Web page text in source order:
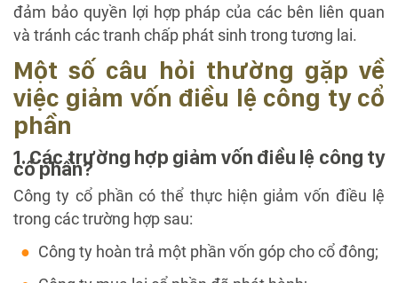
đảm bảo quyền lợi hợp pháp của các bên liên quan
và tránh các tranh chấp phát sinh trong tương lai.
Một số câu hỏi thường gặp về
việc giảm vốn điều lệ công ty cổ
phần
1. Các trường hợp giảm vốn điều lệ công ty
cổ phần?
Công ty cổ phần có thể thực hiện giảm vốn điều lệ
trong các trường hợp sau:
Công ty hoàn trả một phần vốn góp cho cổ đông;